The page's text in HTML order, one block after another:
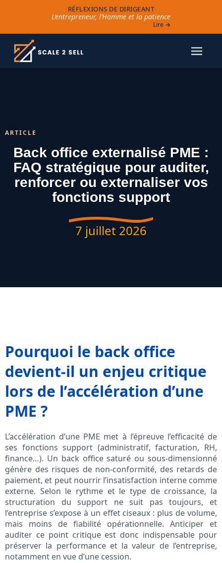
RÉFLEXIONS DE DIRIGEANT
L’entrepreneur, l’Homme et la patience
Lire →
ARTICLE
Back office externalisé PME :
FAQ stratégique pour auditer,
renforcer ou externaliser vos
fonctions support
7 juillet 2026
Pourquoi le back office
devient-il un enjeu critique
lors de l’accélération d’une
PME ?
L’accélération d’une PME met à l’épreuve l’efficacité de
ses fonctions support (administratif, facturation, RH,
finance…). Un back office saturé ou sous-dimensionné
génère des risques de non-conformité, des retards de
paiement, et peut nourrir l’insatisfaction interne comme
externe. Selon le rythme et le type de croissance, la
structuration du support ne suit pas toujours, et
l’entreprise s’expose à un effet ciseaux : plus de volume,
mais moins de fiabilité opérationnelle. Anticiper et
auditer ce point critique est donc indispensable pour
préserver la performance et la valeur de l’entreprise,
notamment en vue d’une cession.